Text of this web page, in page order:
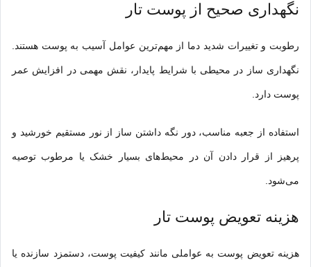
نگهداری صحیح از پوست تار
رطوبت و تغییرات شدید دما از مهم‌ترین عوامل آسیب به پوست هستند.
نگهداری ساز در محیطی با شرایط پایدار، نقش مهمی در افزایش عمر
پوست دارد.
استفاده از جعبه مناسب، دور نگه داشتن ساز از نور مستقیم خورشید و
پرهیز از قرار دادن آن در محیط‌های بسیار خشک یا مرطوب توصیه
می‌شود.
هزینه تعویض پوست تار
هزینه تعویض پوست به عواملی مانند کیفیت پوست، دستمزد سازنده یا